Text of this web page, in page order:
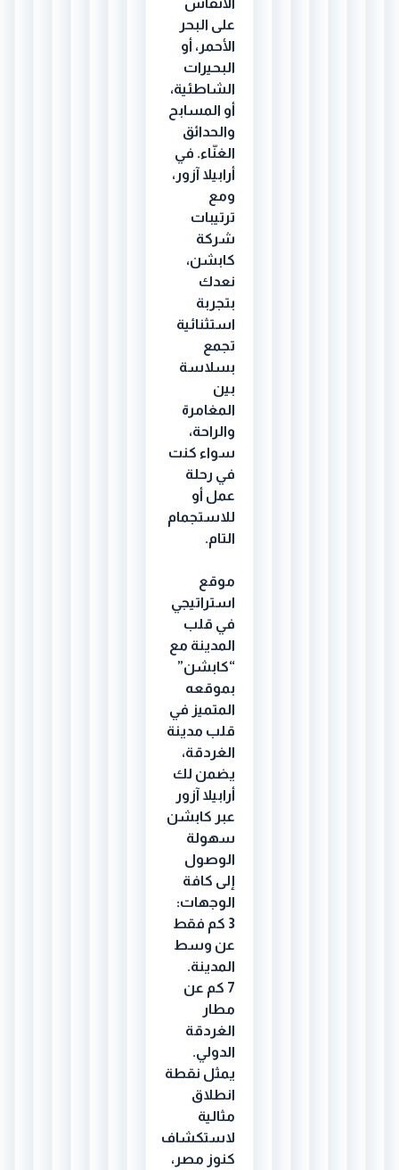
الأنفاس
على البحر
الأحمر، أو
البحيرات
الشاطئية،
أو المسابح
والحدائق
الغنّاء. في
أرابيلا آزور،
ومع
ترتيبات
شركة
كابشن،
نعدك
بتجربة
استثنائية
تجمع
بسلاسة
بين
المغامرة
والراحة،
سواء كنت
في رحلة
عمل أو
للاستجمام
التام.
موقع
استراتيجي
في قلب
المدينة مع
“كابشن”
بموقعه
المتميز في
قلب مدينة
الغردقة،
يضمن لك
أرابيلا آزور
عبر كابشن
سهولة
الوصول
إلى كافة
الوجهات:
3 كم فقط
عن وسط
المدينة.
7 كم عن
مطار
الغردقة
الدولي.
يمثل نقطة
انطلاق
مثالية
لاستكشاف
كنوز مصر،